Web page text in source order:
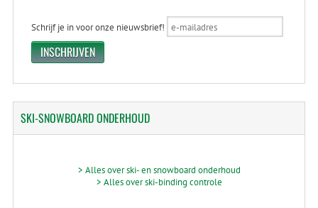
Schrijf je in voor onze nieuwsbrief!
SKI-SNOWBOARDONDERHOUD
> Alles over ski- en snowboard onderhoud
> Alles over ski-binding controle